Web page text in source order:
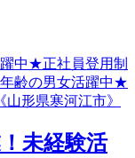
未経験活